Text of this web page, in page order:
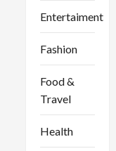
Entertaiment
Fashion
Food &
Travel
Health